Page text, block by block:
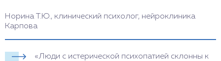
Норина Т.Ю., клинический психолог, нейроклиника
Карпова
«Люди с истерической психопатией склонны к